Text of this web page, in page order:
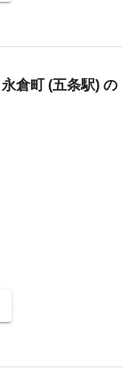
倉町 (五条駅) の